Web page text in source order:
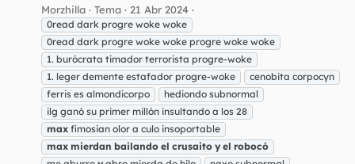
Morzhilla Tema 21 Abr 2024
0read dark progre woke woke
0read dark progre woke woke progre woke woke
1. burócrata timador terrorista progre-woke
1. leger demente estafador progre-woke
cenobita corpocyn
ferris es almondicorpo
hediondo subnormal
ilg ganó su primer millón insultando a los 28
max fimosian olor a culo insoportable
max mierdan bailando el crusaito y el robocó